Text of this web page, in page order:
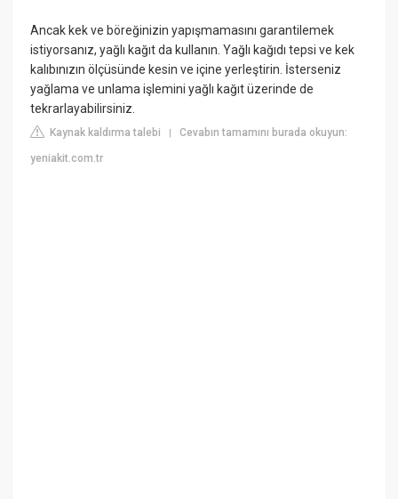
Ancak kek ve böreğinizin yapışmamasını garantilemek
istiyorsanız, yağlı kağıt da kullanın. Yağlı kağıdı tepsi ve kek
kalıbınızın ölçüsünde kesin ve içine yerleştirin. İsterseniz
yağlama ve unlama işlemini yağlı kağıt üzerinde de
tekrarlayabilirsiniz.
Kaynak kaldırma talebi |Cevabın tamamını burada okuyun:
yeniakit.com.tr